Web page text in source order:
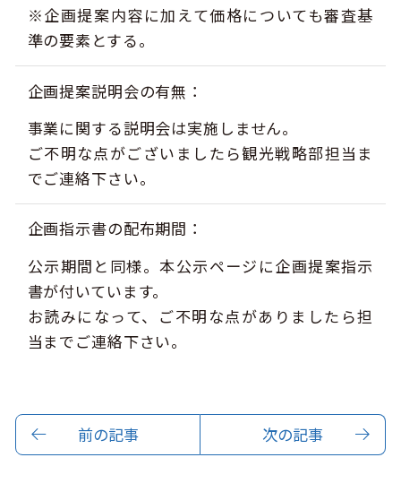
※企画提案内容に加えて価格についても審査基
準の要素とする。
企画提案説明会の有無
事業に関する説明会は実施しません。
ご不明な点がございましたら観光戦略部担当ま
でご連絡下さい。
企画指示書の配布期間
公示期間と同様。本公示ページに企画提案指示
書が付いています。
お読みになって、ご不明な点がありましたら担
当までご連絡下さい。
前の記事 次の記事